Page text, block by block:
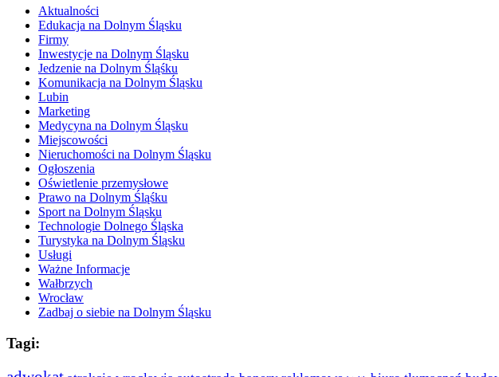
Aktualności
Edukacja na Dolnym Śląsku
Firmy
Inwestycje na Dolnym Śląsku
Jedzenie na Dolnym Śląśku
Komunikacja na Dolnym Śląsku
Lubin
Marketing
Medycyna na Dolnym Śląsku
Miejscowości
Nieruchomości na Dolnym Śląsku
Ogłoszenia
Oświetlenie przemysłowe
Prawo na Dolnym Śląśku
Sport na Dolnym Śląsku
Technologie Dolnego Śląska
Turystyka na Dolnym Śląsku
Usługi
Ważne Informacje
Wałbrzych
Wrocław
Zadbaj o siebie na Dolnym Śląsku
Tagi: